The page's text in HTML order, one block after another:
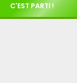
C'EST PARTI !